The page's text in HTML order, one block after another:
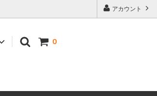
アカウント
0